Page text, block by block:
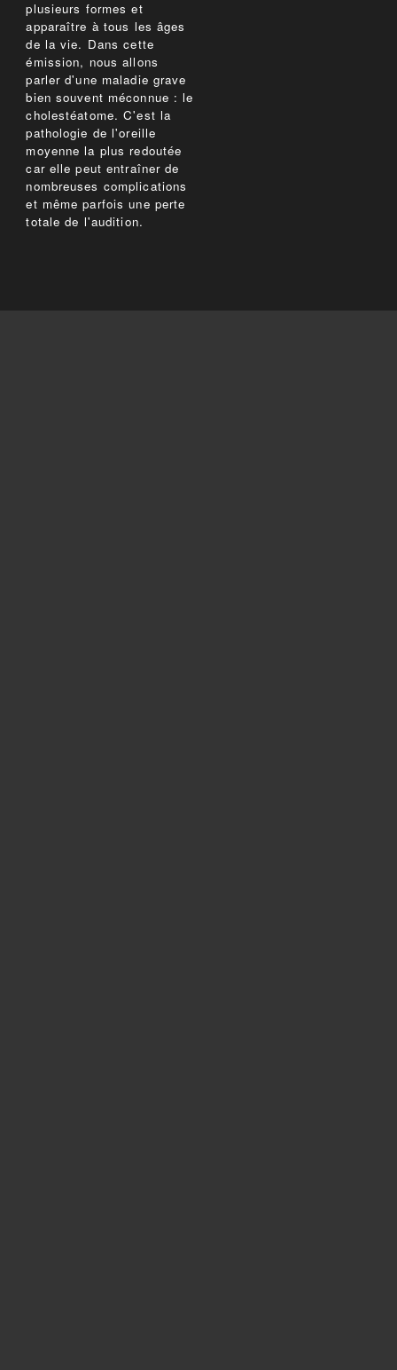
plusieurs formes et
apparaître à tous les âges
de la vie. Dans cette
émission, nous allons
parler d'une maladie grave
bien souvent méconnue : le
cholestéatome. C'est la
pathologie de l'oreille
moyenne la plus redoutée
car elle peut entraîner de
nombreuses complications
et même parfois une perte
totale de l'audition.